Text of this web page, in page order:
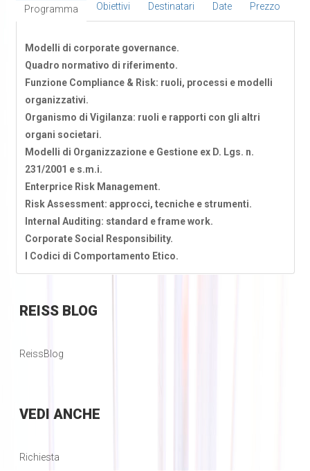
Programma Obiettivi Destinatari Date Prezzo
Modelli di corporate governance.
Quadro normativo di riferimento.
Funzione Compliance & Risk: ruoli, processi e modelli
organizzativi.
Organismo di Vigilanza: ruoli e rapporti con gli altri
organi societari.
Modelli di Organizzazione e Gestione ex D. Lgs. n.
231/2001 e s.m.i.
Enterprice Risk Management.
Risk Assessment: approcci, tecniche e strumenti.
Internal Auditing: standard e frame work.
Corporate Social Responsibility.
I Codici di Comportamento Etico.
REISSBLOG
ReissBlog
VEDI ANCHE
Richiesta